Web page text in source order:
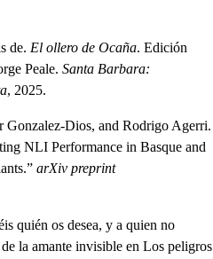
de. El ollero de Ocaña. Edición
Peale. Santa Barbara:
, 2025.
Gonzalez-Dios, and Rodrigo Agerri.
NLI Performance in Basque and
arXiv preprint
quién os desea, y a quien no
la amante invisible en Los peligros